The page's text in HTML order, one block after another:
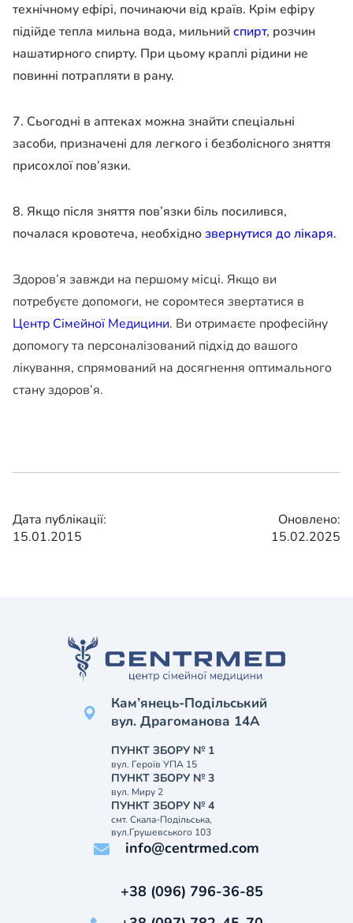
технічному ефірі, починаючи від країв. Крім ефіру
підійде тепла мильна вода, мильнийспирт, розчин
нашатирного спирту. При цьому краплі рідини не
повинні потрапляти в рану.
7. Сьогодні в аптеках можна знайти спеціальні
засоби, призначені для легкого і безболісного зняття
присохлої пов’язки.
8. Якщо після зняття пов’язки біль посилився,
почалася кровотеча, необхіднозвернутися до лікаря.
Здоров’я завжди на першому місці. Якщо ви
потребуєте допомоги, не соромтеся звертатися в
Центр Сімейної Медицини. Ви отримаєте професійну
допомогу та персоналізований підхід до вашого
лікування, спрямований на досягнення оптимального
стану здоров’я.
Дата публікації:
15.01.2015
Оновлено:
15.02.2025
Кам’янець-Подільський
вул. Драгоманова 14А
ПУНКТ ЗБОРУ № 1
вул. Героїв УПА 15
ПУНКТ ЗБОРУ № 3
вул. Миру 2
ПУНКТ ЗБОРУ № 4
смт. Скала-Подільська,
вул.Грушевського 103
info@centrmed.com
+38 (096) 796-36-85